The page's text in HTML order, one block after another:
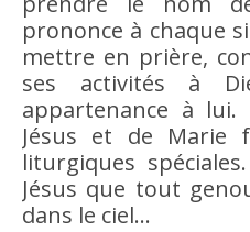
prononce à chaque
mettre en prière,
ses activités à
appartenance à
Jésus et de Marie
liturgiques
Jésus que tout
dans le ciel…